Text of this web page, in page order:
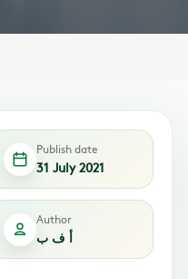
Publish date
31 July 2021
Author
أ ف ب